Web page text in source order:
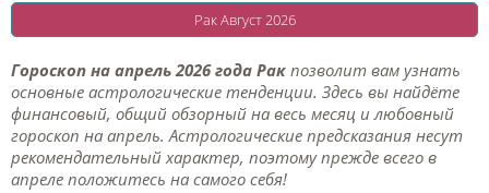
Рак Август 2026
Гороскоп на апрель 2026 года Рак позволит вам узнать
основные астрологические тенденции. Здесь вы найдёте
финансовый, общий обзорный на весь месяц и любовный
гороскоп на апрель. Астрологические предсказания несут
рекомендательный характер, поэтому прежде всего в
апреле положитесь на самого себя!